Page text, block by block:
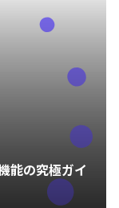
能の究極ガイ